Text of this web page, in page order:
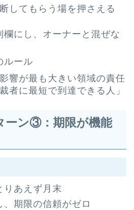
してもらう場を押さえる
欄にし、オーナーと混ぜな
ルール
響が最も大きい領域の責任
者に最短で到達できる人」
ーン③：期限が機能
りあえず月末
、期限の信頼がゼロ